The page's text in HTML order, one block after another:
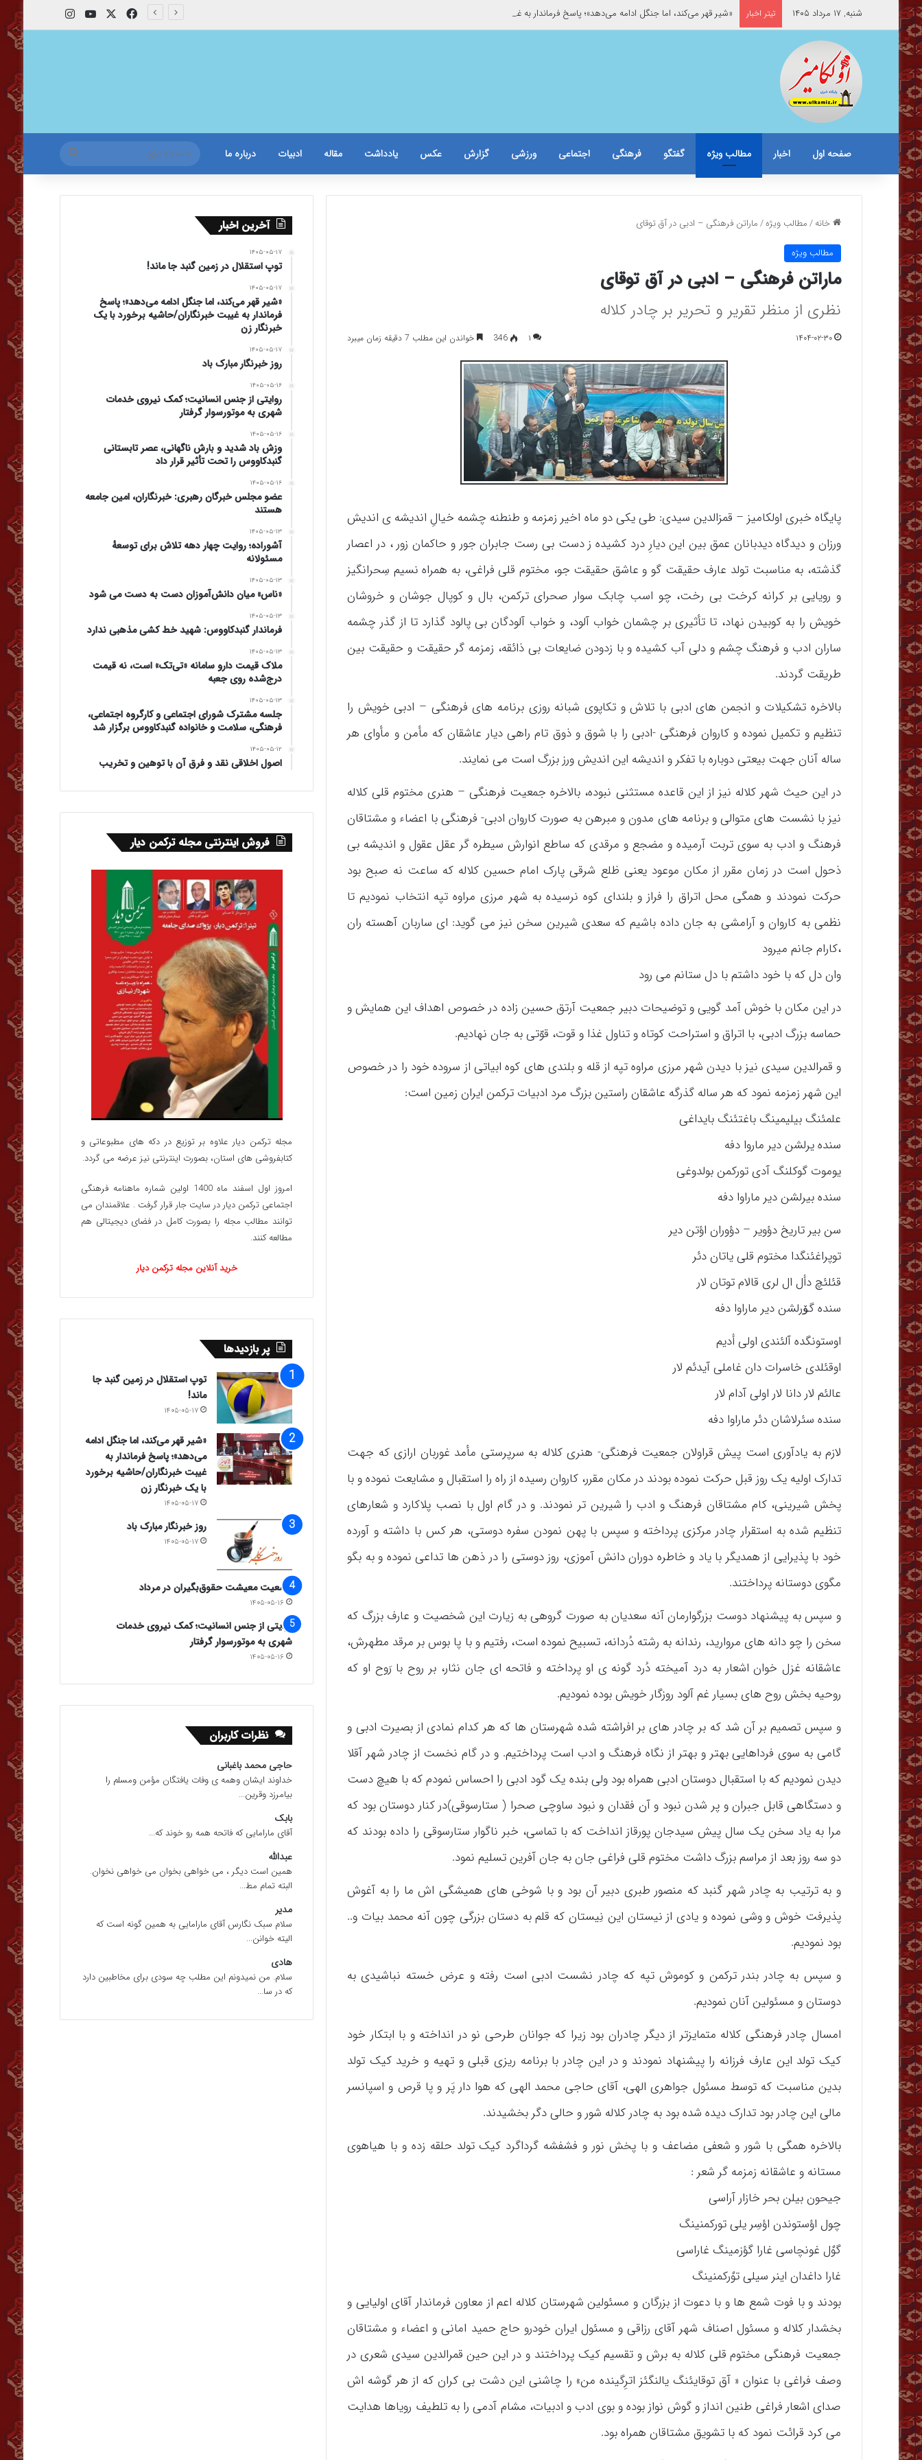
شنبه, ۱۷ مرداد ۱۴۰۵ تیتر اخبار «شیر قهر می‌کند، اما جنگل ادامه می‌دهد»؛ پاسخ فرماندار به غیبت خبرنگاران/حاشیه برخورد با یک خبرنگار زن فیس بوکیوتیوباینستاگرام
صفحه اول اخبار مطالب ویژه گفتگو فرهنگی اجتماعی ورزشی گزارش عکس یادداشت مقاله ادبیات درباره ما
جستجو
برای
خانه/مطالب ویژه/ماراتن فرهنگی – ادبی در آق توقای
مطالب ویژه
ماراتن فرهنگی – ادبی در آق توقای
نظری از منظر تقریر و تحریر بر چادر کلاله
۱۴۰۴-۰۲-۳۰ ۱ 346 خواندن این مطلب 7 دقیقه زمان میبرد
پایگاه خبری اولکامیز – قمزالدین سیدی: طی یکی دو ماه اخیر زمزمه و طنطنه چشمه خیالِ اندیشه ی اندیش
ورزان و دیدگاه دیدبانان عمق بین این دیارِ درد کشیده ز دست بی رست جابران جور و حاکمان زور ، در اعصار
گذشته، به مناسبت تولد عارف حقیقت گو و عاشق حقیقت جو، مختوم قلی فراغی، به همراه نسیم سِحرانگیز
و رویایی بر کرانه کرخت بی رخت، چو اسب چابک سوار صحرای ترکمن، بال و کوپال جوشان و خروشان
خویش را به کوبیدن نهاد، تا تأثیری بر چشمان خواب آلود، و خواب آلودگان بی پالود گذارد تا از گذر چشمه
ساران ادب و فرهنگ چشم و دلی آب کشیده و با زدودن ضایعات بی ذائقه، زمزمه گر حقیقت و حقیقت بین
طریقت گردند.
بالاخره تشکیلات و انجمن های ادبی با تلاش و تکاپوی شبانه روزی برنامه های فرهنگی – ادبی خویش را
تنظیم و تکمیل نموده و کاروان فرهنگی -ادبی را با شوق و ذوق تام راهی دیار عاشقان که مأمن و مأوای هر
ساله آنان جهت بیعتی دوباره با تفکر و اندیشه این اندیش ورز بزرگ است می نمایند.
در این حیث شهر کلاله نیز از این قاعده مستثنی نبوده، بالاخره جمعیت فرهنگی – هنری مختوم قلی کلاله
نیز با نشست های متوالی و برنامه های مدون و مبرهن به صورت کاروان ادبی- فرهنگی با اعضاء و مشتاقان
فرهنگ و ادب به سوی تربت آرمیده و مضجع و مرقدی که ساطع انوارش سیطره گر عقل عقول و اندیشه بی
ذحول است در زمان مقرر از مکان موعود یعنی ظلع شرقی پارک امام حسین کلاله که ساعت نه صبح بود
حرکت نمودند و همگی محل اتراق را فراز و بلندای کوه نرسیده به شهر مرزی مراوه تپه انتخاب نمودیم تا
نظمی به کاروان و آرامشی به جان داده باشیم که سعدی شیرین سخن نیز می گوید: ای ساربان آهسته ران
،کارام جانم میرود
وان دل که با خود داشتم با دل ستانم می رود
در این مکان با خوش آمد گویی و توضیحات دبیر جمعیت آرتق حسین زاده در خصوص اهداف این همایش و
حماسه بزرگ ادبی، با اتراق و استراحت کوتاه و تناول غذا و قوت، قوّتی به جان نهادیم.
و قمرالدین سیدی نیز با دیدن شهر مرزی مراوه تپه از قله و بلندی های کوه ابیاتی از سروده خود را در خصوص
این شهر زمزمه نمود که هر ساله گذرگه عاشقان راستین بزرگ مرد ادبیات ترکمن ایران زمین است:
علمئنگ بیلیمینگ باغتئنگ بایداغی
سنده یرلشن دیر ماروا دفه
یوموت گوکلنگ آدی تورکمن بولدوغی
سنده بیرلشن دیر ماراوا دفه
سن بیر تاریخ دؤویر – دؤوران اؤتن دیر
توپراغئنگدا مختوم قلی یاتان دئر
قئلئچ دأل ال لری قالام توتان لار
سنده گۆرلشن دیر ماراوا دفه
اوستونگده آلئندی اولی أدیم
اوقئلدی خاسرات دان غاملی آیدئم لار
عالئم لار دانا لار اولی آدام لار
سنده سئرلاشان دئر ماراوا دفه
لازم به یادآوری است پیش قراولان جمعیت فرهنگی- هنری کلاله به سرپرستی مأمد غوربان ارازی که جهت
تدارک اولیه یک روز قبل حرکت نموده بودند در مکان مقرر، کاروان رسیده از راه را استقبال و مشایعت نموده و با
پخش شیرینی، کام مشتاقان فرهنگ و ادب را شیرین تر نمودند. و در گام اول با نصب پلاکارد و شعارهای
تنظیم شده به استقرار چادر مرکزی پرداخته و سپس با پهن نمودن سفره دوستی، هر کس با داشته و آورده
خود با پذیرایی از همدیگر با یاد و خاطره دوران دانش آموزی، روز دوستی را در ذهن ها تداعی نموده و به بگو
مگوی دوستانه پرداختند.
و سپس به پیشنهاد دوست بزرگوارمان آنه سعدیان به صورت گروهی به زیارت این شخصیت و عارف بزرگ که
سخن را چو دانه های مروارید، رندانه به رشته دُردانه، تسبیح نموده است، رفتیم و با پا بوس بر مرقد مطهرش،
عاشقانه غزل خوان اشعار به درد آمیخته دُرد گونه ی او پرداخته و فاتحه ای جان نثار، بر روح با رَوح او که
روحیه بخش روح های بسیار غم آلود روزگار خویش بوده نمودیم.
و سپس تصمیم بر آن شد که بر چادر های بر افراشته شده شهرستان ها که هر کدام نمادی از بصیرت ادبی و
گامی به سوی فرداهایی بهتر و بهتر از نگاه فرهنگ و ادب است پرداختیم. و در گام نخست از چادر شهر آقلا
دیدن نمودیم که با استقبال دوستان ادبی همراه بود ولی بنده یک گود ادبی را احساس نمودم که با هیچ دست
و دستگاهی قابل جبران و پر شدن نبود و آن فقدان و نبود ساوچی صحرا ( ستارسوقی)در کنار دوستان بود که
مرا به یاد سخن یک سال پیش سیدجان پورقاز انداخت که با تماسی، خبر ناگوار ستارسوقی را داده بودند که
دو سه روز بعد از مراسم بزرگ داشت مختوم قلی فراغی جان به جان آفرین تسلیم نمود.
و به ترتیب به چادر شهر گنبد که منصور طبری دبیر آن بود و با شوخی های همیشگی اش ما را به آغوش
پذیرفت خوش و وشی نموده و یادی از نیستان این نِیستان که قلم به دستان بزرگی چون آنه محمد بیات و..‌
بود نمودیم.
و سپس به چادر بندر ترکمن و کوموش تپه که چادر نشست ادبی است رفته و عرض خسته نباشیدی به
دوستان و مسئولین آنان نمودیم.
امسال چادر فرهنگی کلاله متمایزتر از دیگر چادران بود زیرا که جوانان طرحی نو در انداخته و با ابتکار خود
کیک تولد این عارف فرزانه را پیشنهاد نمودند و در این چادر با برنامه ریزی قبلی و تهیه و خرید کیک تولد
بدین مناسبت که توسط مسئول جواهری الهی، آقای حاجی محمد الهی که هوا دار پَر و پا قرص و اسپانسر
مالی این چادر بود تدارک دیده شده بود به چادر کلاله شور و حالی دگر بخشیدند.
بالاخره همگی با شور و شعفی مضاعف و با پخش نور و فشفشه گرداگرد کیک تولد حلقه زده و با هیاهوی
مستانه و عاشقانه زمزمه گر شعر :
جیحون بیلن بحر خازار آراسی
چول اؤستوندن اؤسِر یلی تورکمنینگ
گوٌل غونچاسی غارا گؤزمینگ غاراسی
غارا داغدان اینر سیلی توٌرکمنینگ
بودند و با فوت شمع ها و با دعوت از بزرگان و مسئولین شهرستان کلاله اعم از معاون فرماندار آقای اولیایی و
بخشدار کلاله و مسئول اصناف شهر آقای رزاقی و مسئول ایران خودرو حاج حمید امانی و اعضاء و مشتاقان
جمعیت فرهنگی مختوم قلی کلاله به برش و تقسیم کیک پرداختند و در این حین قمرالدین سیدی شعری در
وصف فراغی با عنوان « آق توقایئنگ یالنگئز اترِگینده من» را چاشنی این دشت بی کران که از هر گوشه اش
صدای اشعار فراغی طنین انداز و گوش نواز بوده و بوی ادب و ادبیات، مشام آدمی را به تلطیف رویاها هدایت
می کرد قرائت نمود که با تشویق مشتاقان همراه بود.
آخرین اخبار
۱۴۰۵-۰۵-۱۷
توپ استقلال در زمین گنبد جا ماند!
۱۴۰۵-۰۵-۱۷
«شیر قهر می‌کند، اما جنگل ادامه می‌دهد»؛ پاسخ
فرماندار به غیبت خبرنگاران/حاشیه برخورد با یک
خبرنگار زن
۱۴۰۵-۰۵-۱۷
روز خبرنگار مبارک باد
۱۴۰۵-۰۵-۱۶
روایتی از جنس انسانیت؛ کمک نیروی خدمات
شهری به موتورسوار گرفتار
۱۴۰۵-۰۵-۱۶
وزش باد شدید و بارش ناگهانی، عصر تابستانی
گنبدکاووس را تحت تأثیر قرار داد
۱۴۰۵-۰۵-۱۶
عضو مجلس خبرگان رهبری: خبرنگاران، امین جامعه
هستند
۱۴۰۵-۰۵-۱۳
آشوراده؛ روایت چهار دهه تلاش برای توسعهٔ
مسئولانه
۱۴۰۵-۰۵-۱۳
«ناس» میان دانش‌آموزان دست به دست می شود
۱۴۰۵-۰۵-۱۳
فرماندار گنبدکاووس: شهید خط کشی مذهبی ندارد
۱۴۰۵-۰۵-۱۳
ملاک قیمت دارو سامانه «تی‌تک» است، نه قیمت
درج‌شده روی جعبه
۱۴۰۵-۰۵-۱۳
جلسه مشترک شورای اجتماعی و کارگروه اجتماعی،
فرهنگی، سلامت و خانواده گنبدکاووس برگزار شد
۱۴۰۵-۰۵-۱۲
اصول اخلاقی نقد و فرق آن با توهین و تخریب
فروش اینترنتی مجله ترکمن دیار
مجله ترکمن دیار علاوه بر توزیع در دکه های مطبوعاتی و
کتابفروشی های استان، بصورت اینترنتی نیز عرضه می گردد.‌
امروز اول اسفند ماه 1400 اولین شماره ماهنامه فرهنگی
اجتماعی ترکمن دیار در سایت جار قرار گرفت . علاقمندان می
توانند مطالب مجله را بصورت کامل در فضای دیجیتالی هم
مطالعه کنند.
خرید آنلاین مجله ترکمن دیار
پر بازدیدها
توپ استقلال در زمین گنبد جا
ماند!
۱۴۰۵-۰۵-۱۷
«شیر قهر می‌کند، اما جنگل ادامه
می‌دهد»؛ پاسخ فرماندار به
غیبت خبرنگاران/حاشیه برخورد
با یک خبرنگار زن
۱۴۰۵-۰۵-۱۷
روز خبرنگار مبارک باد
۱۴۰۵-۰۵-۱۷
وضعیت معیشت حقوق‌بگیران در مرداد
۱۴۰۵-۰۵-۱۶
روایتی از جنس انسانیت؛ کمک نیروی خدمات
شهری به موتورسوار گرفتار
۱۴۰۵-۰۵-۱۶
نظرات کاربران
حاجی محمد باغبانی
خداوند ایشان وهمه ی وفات یافتگان مؤمن ومسلم را
بیامرزد وقرین...
بابک
آقای مارامایی که فاتحه همه رو خوند که...
عبدالله
همین است دیگر ، می خواهی بخوان می خواهی نخوان.
البته تمام مط...
مدیر
سلام سبک نگارس آقای مارامایی به همین گونه است که
الیته خوانن...
هادی
سلام. من نمیدونم این مطلب چه سودی برای مخاطبین دارد
که در سا...